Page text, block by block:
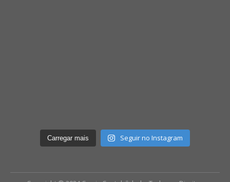
Carregar mais Seguir no Instagram